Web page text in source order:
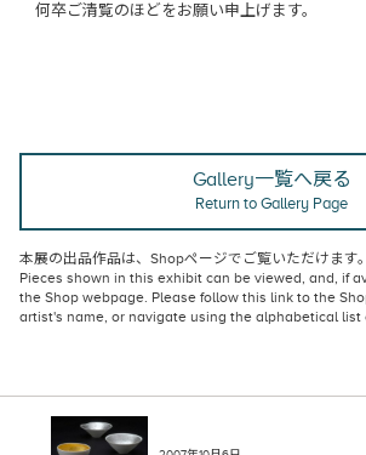
何卒ご清覧のほどをお願い申上げます。
Gallery一覧へ戻る
Return to Gallery Page
本展の出品作品は、 Shopページでご覧いただけます。
Pieces shown in this exhibit can be viewed, and, if
the Shop webpage. Please follow this link to the
artist's name, or navigate using the alphabetical list